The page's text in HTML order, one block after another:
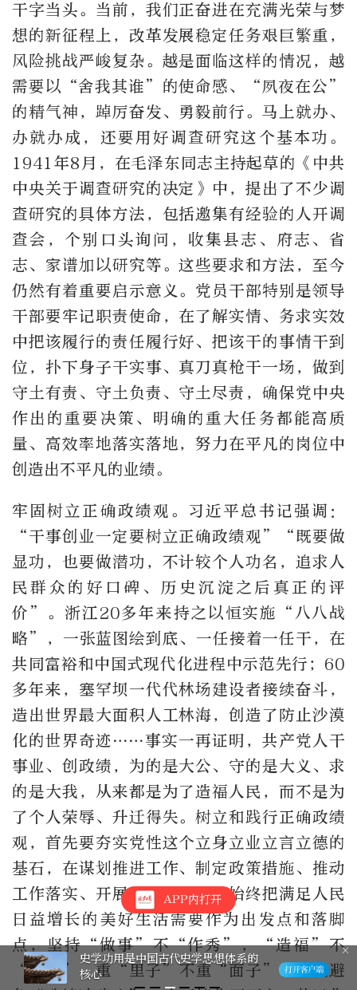
干字当头。当前，我们正奋进在充满光荣与梦
想的新征程上，改革发展稳定任务艰巨繁重，
风险挑战严峻复杂。越是面临这样的情况，越
需要以“舍我其谁”的使命感、“夙夜在公”
的精气神，踔厉奋发、勇毅前行。马上就办、
办就办成，还要用好调查研究这个基本功。
1941年8月，在毛泽东同志主持起草的《中共
中央关于调查研究的决定》中，提出了不少调
查研究的具体方法，包括邀集有经验的人开调
查会，个别口头询问，收集县志、府志、省
志、家谱加以研究等。这些要求和方法，至今
仍然有着重要启示意义。党员干部特别是领导
干部要牢记职责使命，在了解实情、务求实效
中把该履行的责任履行好、把该干的事情干到
位，扑下身子干实事、真刀真枪干一场，做到
守土有责、守土负责、守土尽责，确保党中央
作出的重要决策、明确的重大任务都能高质
量、高效率地落实落地，努力在平凡的岗位中
创造出不平凡的业绩。
牢固树立正确政绩观。习近平总书记强调：
“干事创业一定要树立正确政绩观”“既要做
显功，也要做潜功，不计较个人功名，追求人
民群众的好口碑、历史沉淀之后真正的评
价”。浙江20多年来持之以恒实施“八八战
略”，一张蓝图绘到底、一任接着一任干，在
共同富裕和中国式现代化进程中示范先行；60
多年来，塞罕坝一代代林场建设者接续奋斗，
造出世界最大面积人工林海，创造了防止沙漠
化的世界奇迹……事实一再证明，共产党人干
事业、创政绩，为的是大公、守的是大义、求
的是大我，从来都是为了造福人民，而不是为
了个人荣辱、升迁得失。树立和践行正确政绩
观，首先要夯实党性这个立身立业立言立德的
基石，在谋划推进工作、制定政策措施、推动
工作落实、开展成效评价时，始终把满足人民
日益增长的美好生活需要作为出发点和落脚
点，坚持“做事”不“作秀”，“造福”不
“造势”，重“里子”不重“面子”，坚决避
APP内打开
史学功用是中国古代史学思想体系的
核心